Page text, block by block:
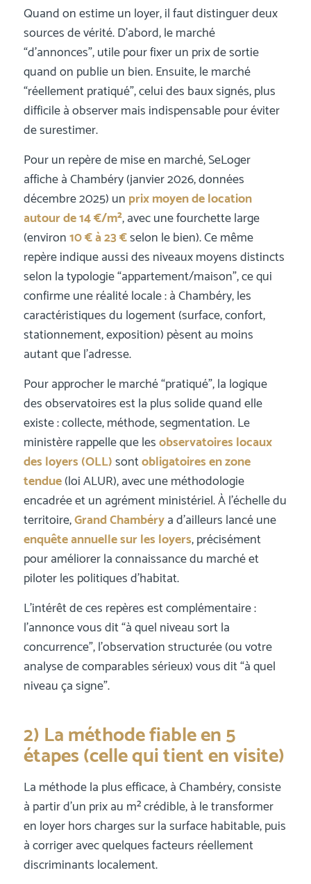
Quand on estime un loyer, il faut distinguer deux
sources de vérité. D’abord, le marché
“d’annonces”, utile pour fixer un prix de sortie
quand on publie un bien. Ensuite, le marché
“réellement pratiqué”, celui des baux signés, plus
difficile à observer mais indispensable pour éviter
de surestimer.
Pour un repère de mise en marché, SeLoger
affiche à Chambéry (janvier 2026, données
décembre 2025) un prix moyen de location
autour de 14 €/m², avec une fourchette large
(environ10 € à 23 €selon le bien). Ce même
repère indique aussi des niveaux moyens distincts
selon la typologie “appartement/maison”, ce qui
confirme une réalité locale : à Chambéry, les
caractéristiques du logement (surface, confort,
stationnement, exposition) pèsent au moins
autant que l’adresse.
Pour approcher le marché “pratiqué”, la logique
des observatoires est la plus solide quand elle
existe : collecte, méthode, segmentation. Le
ministère rappelle que lesobservatoires locaux
des loyers (OLL)sontobligatoires en zone
tendue(loi ALUR), avec une méthodologie
encadrée et un agrément ministériel. À l’échelle du
territoire,Grand Chambérya d’ailleurs lancé une
enquête annuelle sur les loyers, précisément
pour améliorer la connaissance du marché et
piloter les politiques d’habitat.
L’intérêt de ces repères est complémentaire :
l’annonce vous dit “à quel niveau sort la
concurrence”, l’observation structurée (ou votre
analyse de comparables sérieux) vous dit “à quel
niveau ça signe”.
2) La méthode fiable en 5
étapes (celle qui tient en visite)
La méthode la plus efficace, à Chambéry, consiste
à partir d’un prix au m² crédible, à le transformer
en loyer hors charges sur la surface habitable, puis
à corriger avec quelques facteurs réellement
discriminants localement.